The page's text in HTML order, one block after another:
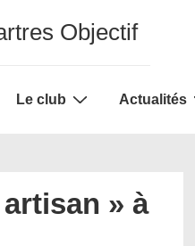
Objectif
Le club Actualités
» à